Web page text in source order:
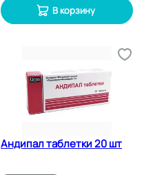
В корзину
Андипал таблетки 20 шт